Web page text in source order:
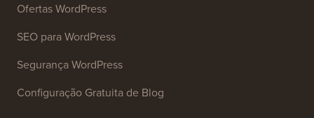
Ofertas WordPress
SEO para WordPress
Segurança WordPress
Configuração Gratuita de Blog